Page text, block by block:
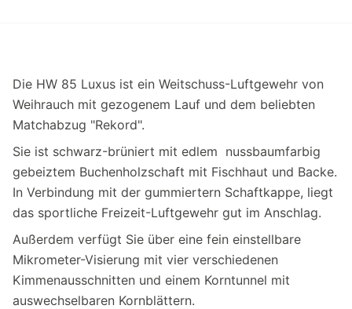
Die HW 85 Luxus ist ein Weitschuss-Luftgewehr von
Weihrauch mit gezogenem Lauf und dem beliebten
Matchabzug "Rekord".
Sie ist schwarz-brüniert mit edlem nussbaumfarbig
gebeiztem Buchenholzschaft mit Fischhaut und Backe.
In Verbindung mit der gummiertern Schaftkappe, liegt
das sportliche Freizeit-Luftgewehr gut im Anschlag.
Außerdem verfügt Sie über eine fein einstellbare
Mikrometer-Visierung mit vier verschiedenen
Kimmenausschnitten und einem Korntunnel mit
auswechselbaren Kornblättern.